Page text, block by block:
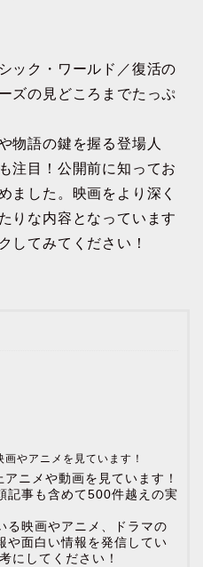
ック・ワールド／復活の
ズの見どころまでたっぷ
物語の鍵を握る登場人
注目！公開前に知ってお
ました。映画をより深く
りな内容となっています
してみてください！
やアニメを見ています！
ニメや動画を見ています！
記事も含めて500件越えの実
る映画やアニメ、ドラマの
や面白い情報を発信してい
にしてください！